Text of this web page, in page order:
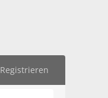
Registrieren